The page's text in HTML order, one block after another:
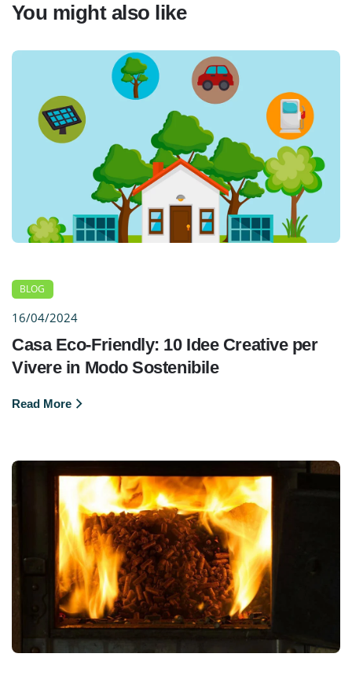
You might also like
BLOG
16/04/2024
Casa Eco-Friendly: 10 Idee Creative per
Vivere in Modo Sostenibile
Read More